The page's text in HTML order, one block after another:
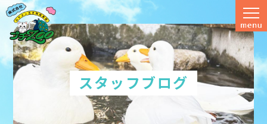
スタッフブログ